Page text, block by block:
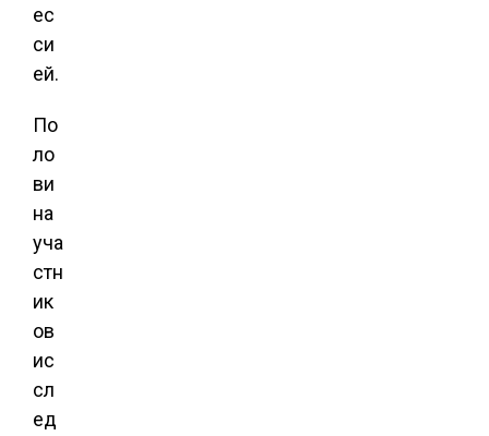
ес
си
ей.
По
ло
ви
на
уча
стн
ик
ов
ис
сл
ед